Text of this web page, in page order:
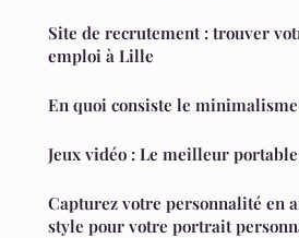
Site de recrutement : trouver
emploi à Lille
En quoi consiste le
Jeux vidéo : Le meilleur
Capturez votre personnalité en
style pour votre portrait